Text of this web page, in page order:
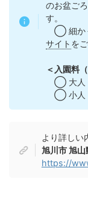
のお盆ご
す。
◯ 細か
サイト を
＜入園料
◯ 大人
◯ 小人
より詳しい
旭川市 旭山
https://